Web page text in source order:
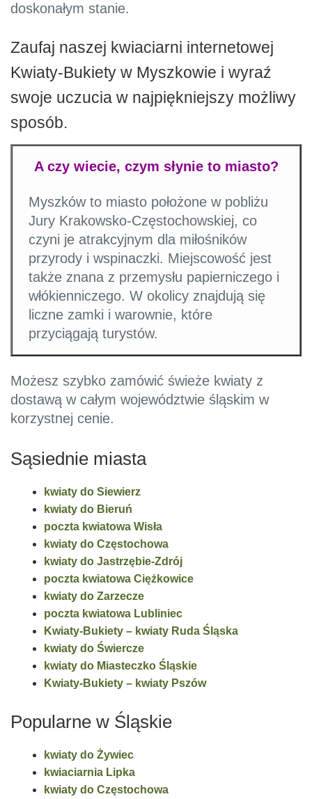
doskonałym stanie.
Zaufaj naszej kwiaciarni internetowej
Kwiaty-Bukiety w Myszkowie i wyraź
swoje uczucia w najpiękniejszy możliwy
sposób.
A czy wiecie, czym słynie to miasto?
Myszków to miasto położone w pobliżu
Jury Krakowsko-Częstochowskiej, co
czyni je atrakcyjnym dla miłośników
przyrody i wspinaczki. Miejscowość jest
także znana z przemysłu papierniczego i
włókienniczego. W okolicy znajdują się
liczne zamki i warownie, które
przyciągają turystów.
Możesz szybko zamówić świeże kwiaty z
dostawą w całym województwie śląskim w
korzystnej cenie.
Sąsiednie miasta
kwiaty do Siewierz
kwiaty do Bieruń
poczta kwiatowa Wisła
kwiaty do Częstochowa
kwiaty do Jastrzębie-Zdrój
poczta kwiatowa Ciężkowice
kwiaty do Zarzecze
poczta kwiatowa Lubliniec
Kwiaty-Bukiety – kwiaty Ruda Śląska
kwiaty do Świercze
kwiaty do Miasteczko Śląskie
Kwiaty-Bukiety – kwiaty Pszów
Popularne w Śląskie
kwiaty do Żywiec
kwiaciarnia Lipka
kwiaty do Częstochowa